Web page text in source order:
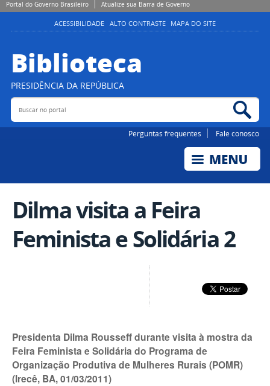
Portal do Governo Brasileiro Atualize sua Barra de Governo
ACESSIBILIDADE ALTO CONTRASTE MAPA DO SITE
Biblioteca
PRESIDÊNCIA DA REPÚBLICA
Buscar no portal
Perguntas frequentes Fale conosco
Dilma visita a Feira
Feminista e Solidária 2
Presidenta Dilma Rousseff durante visita à mostra da
Feira Feminista e Solidária do Programa de
Organização Produtiva de Mulheres Rurais (POMR)
(Irecê, BA, 01/03/2011)